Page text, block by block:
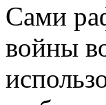
Сами
войны